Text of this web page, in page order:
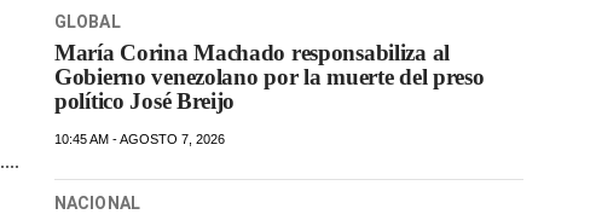
GLOBAL
María Corina Machado responsabiliza al
Gobierno venezolano por la muerte del preso
político José Breijo
10:45 AM - AGOSTO 7, 2026
NACIONAL